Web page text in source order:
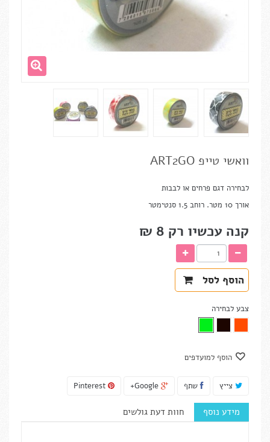
וואשי טייפ ART2GO
לבחירה דגם פרחים או לבבות
אורך 10 מטר. רוחב 1.5 סנטימטר
קנה עכשיו רק 8 ₪‎
הוסף לסל
צבע לבחירה
הוסף למועדפים
צייץ שתף
מידע נוסף חוות דעת גולשים